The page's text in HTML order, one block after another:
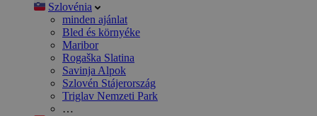
Szlovénia
minden ajánlat
Bled és környéke
Maribor
Rogaška Slatina
Savinja Alpok
Szlovén Stájerország
Triglav Nemzeti Park
…